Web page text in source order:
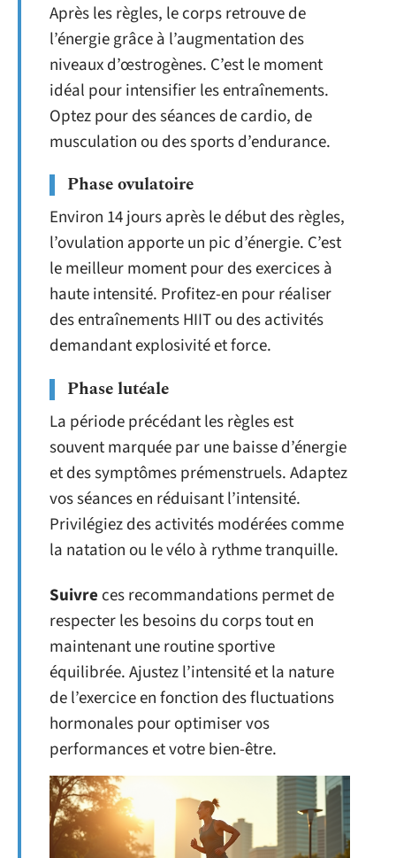
Après les règles, le corps retrouve de
l’énergie grâce à l’augmentation des
niveaux d’œstrogènes. C’est le moment
idéal pour intensifier les entraînements.
Optez pour des séances de cardio, de
musculation ou des sports d’endurance.
Phase ovulatoire
Environ 14 jours après le début des règles,
l’ovulation apporte un pic d’énergie. C’est
le meilleur moment pour des exercices à
haute intensité. Profitez-en pour réaliser
des entraînements HIIT ou des activités
demandant explosivité et force.
Phase lutéale
La période précédant les règles est
souvent marquée par une baisse d’énergie
et des symptômes prémenstruels. Adaptez
vos séances en réduisant l’intensité.
Privilégiez des activités modérées comme
la natation ou le vélo à rythme tranquille.
Suivre ces recommandations permet de
respecter les besoins du corps tout en
maintenant une routine sportive
équilibrée. Ajustez l’intensité et la nature
de l’exercice en fonction des fluctuations
hormonales pour optimiser vos
performances et votre bien-être.